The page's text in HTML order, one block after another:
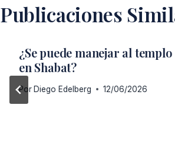
Publicaciones
¿Se puede manejar al templo
en Shabat?
Por Diego Edelberg 12/06/2026